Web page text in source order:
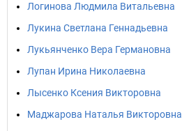
Логинова Людмила Витальевна
Лукина Светлана Геннадьевна
Лукьянченко Вера Германовна
Лупан Ирина Николаевна
Лысенко Ксения Викторовна
Маджарова Наталья Викторовна